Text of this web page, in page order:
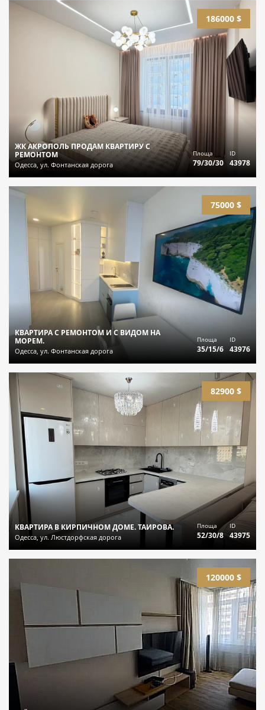
186000 $
ЖК АКРОПОЛЬ ПРОДАМ КВАРТИРУ С
РЕМОНТОМ
Одесса, ул. Фонтанская дорога
Площа
79/30/30
ID
43978
75000 $
КВАРТИРА С РЕМОНТОМ И С ВИДОМ НА
МОРЕМ.
Одесса, ул. Фонтанская дорога
Площа
35/15/6
ID
43976
82900 $
КВАРТИРА В КИРПИЧНОМ ДОМЕ. ТАИРОВА.
Одесса, ул. Люстдорфская дорога
Площа
52/30/8
ID
43975
120000 $